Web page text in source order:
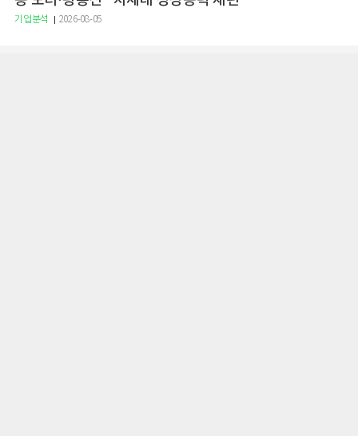
기업분석 2026-08-05